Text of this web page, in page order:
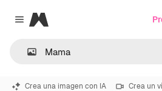
Close menu
Magnific
Crea una imagen con IA Crea un